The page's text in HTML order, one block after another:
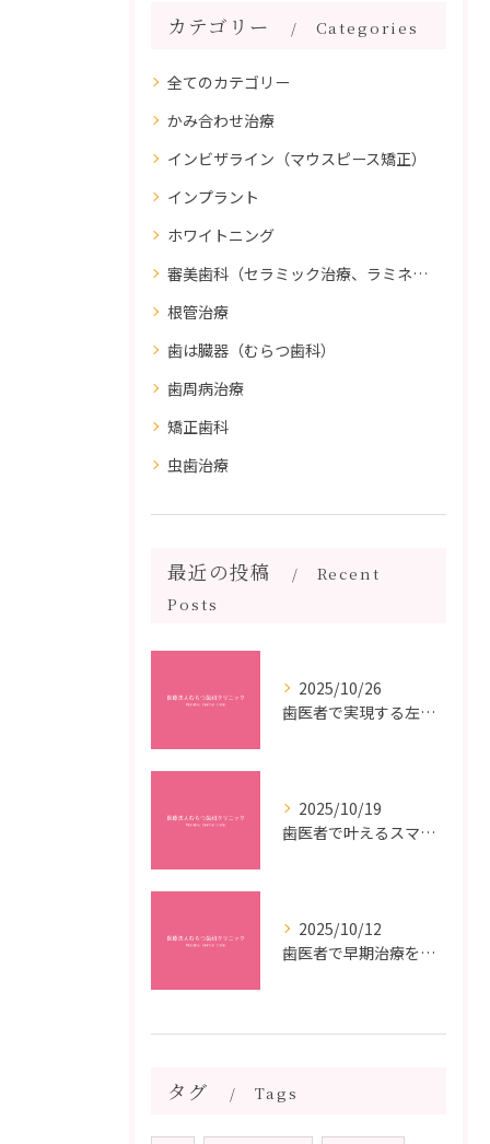
カテゴリー Categories
全てのカテゴリー
かみ合わせ治療
インビザライン（マウスピース矯正）
インプラント
ホワイトニング
審美歯科（セラミック治療、ラミネートべニア、ダイレクトボンディング）
根管治療
歯は臓器（むらつ歯科）
歯周病治療
矯正歯科
虫歯治療
最近の投稿
Recent
Posts
2025/10/26
歯医者で実現する左右対称治療のポイントと矯正治療選びの疑問解決ガイド
2025/10/19
歯医者で叶えるスマイルメイクオーバーなら福岡県福岡市博多区博多駅前の最新矯正治療解説
2025/10/12
歯医者で早期治療を受けるメリットと虫歯悪化を防ぐ最短ステップ
タグ Tags